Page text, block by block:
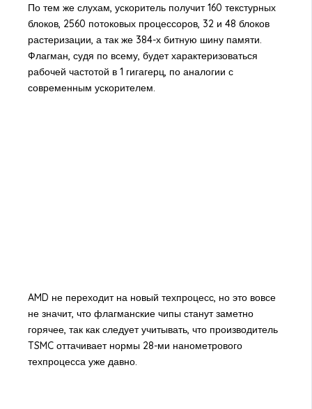
По тем же слухам, ускоритель получит 160 текстурных
блоков, 2560 потоковых процессоров, 32 и 48 блоков
растеризации, а так же 384-х битную шину памяти.
Флагман, судя по всему, будет характеризоваться
рабочей частотой в 1 гигагерц, по аналогии с
современным ускорителем.
AMD не переходит на новый техпроцесс, но это вовсе
не значит, что флагманские чипы станут заметно
горячее, так как следует учитывать, что производитель
TSMC оттачивает нормы 28-ми нанометрового
техпроцесса уже давно.